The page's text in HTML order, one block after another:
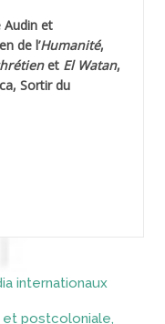
Audinet
de l’Humanité,
et El Watan,
Sortir du
internationaux
postcoloniale,